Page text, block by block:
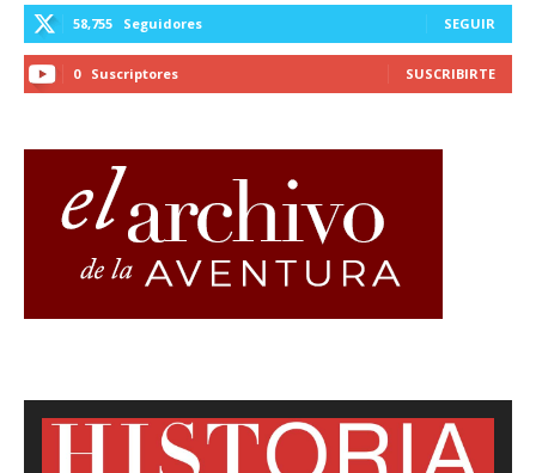
58,755 Seguidores SEGUIR
0 Suscriptores SUSCRIBIRTE